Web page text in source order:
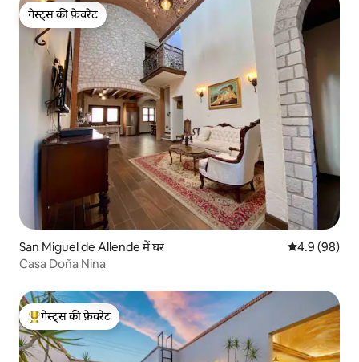
गेस्ट्स की फ़ेवरेट
गेस्ट्स की फ़ेवरेट
San Miguel de Allende में घर औसत रेटिंग 5 में
4.9 (98)
Casa Doña Nina
गेस्ट्स का टॉप फ़ेवरेट
गेस्ट्स की फ़ेवरेट